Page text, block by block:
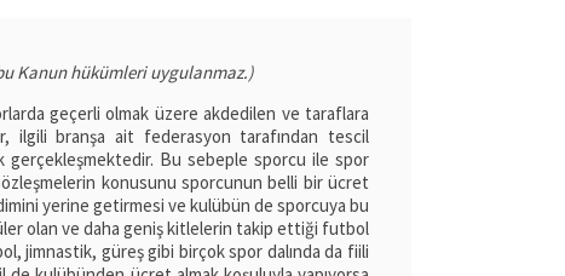
Kanun hükümleri uygulanmaz.)
geçerli olmak üzere akdedilen ve taraflara
ilgili branşa ait federasyon tarafından tescil
gerçekleşmektedir. Bu sebeple sporcu ile spor
konusunu sporcunun belli bir ücret
yerine getirmesi ve kulübün de sporcuya bu
olan ve daha geniş kitlelerin takip ettiği futbol
jimnastik, güreş gibi birçok spor dalında da fiili